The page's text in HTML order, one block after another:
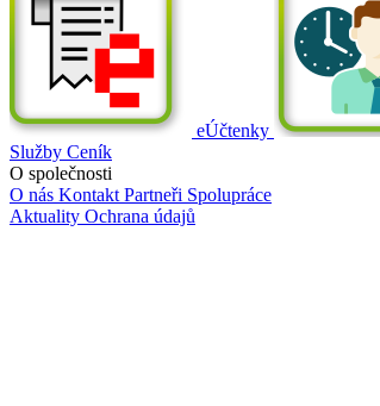
eÚčtenky
Služby Ceník
O společnosti
O nás Kontakt Partneři Spolupráce
Aktuality Ochrana údajů